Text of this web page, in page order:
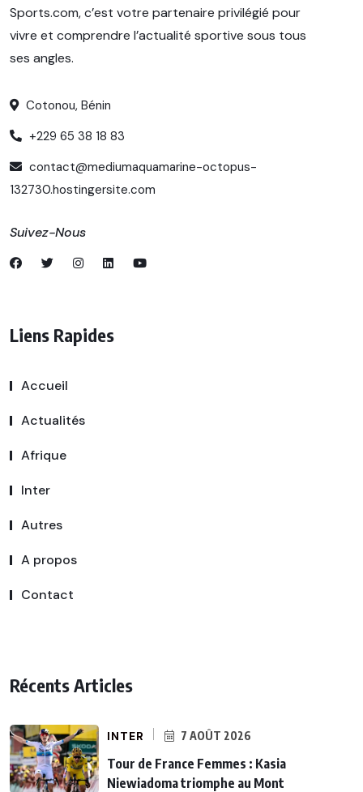
Sports.com, c’est votre partenaire privilégié pour
vivre et comprendre l’actualité sportive sous tous
ses angles.
Cotonou, Bénin
+229 65 38 18 83
contact@mediumaquamarine-octopus-
132730.hostingersite.com
Suivez-Nous
Liens Rapides
Accueil
Actualités
Afrique
Inter
Autres
A propos
Contact
Récents Articles
INTER 7 AOÛT 2026
Tour de France Femmes : Kasia
Niewiadoma triomphe au Mont